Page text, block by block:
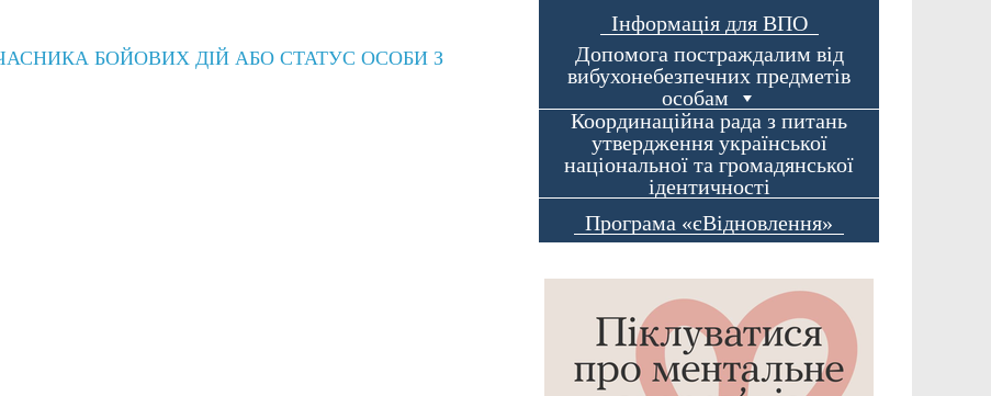
БОЙОВИХ ДІЙ АБО СТАТУС ОСОБИ З
Інформація для ВПО
Допомога постраждалим від
вибухонебезпечних предметів
особам
Координаційна рада з питань
утвердження української
національної та громадянської
ідентичності
Програма «єВідновлення»